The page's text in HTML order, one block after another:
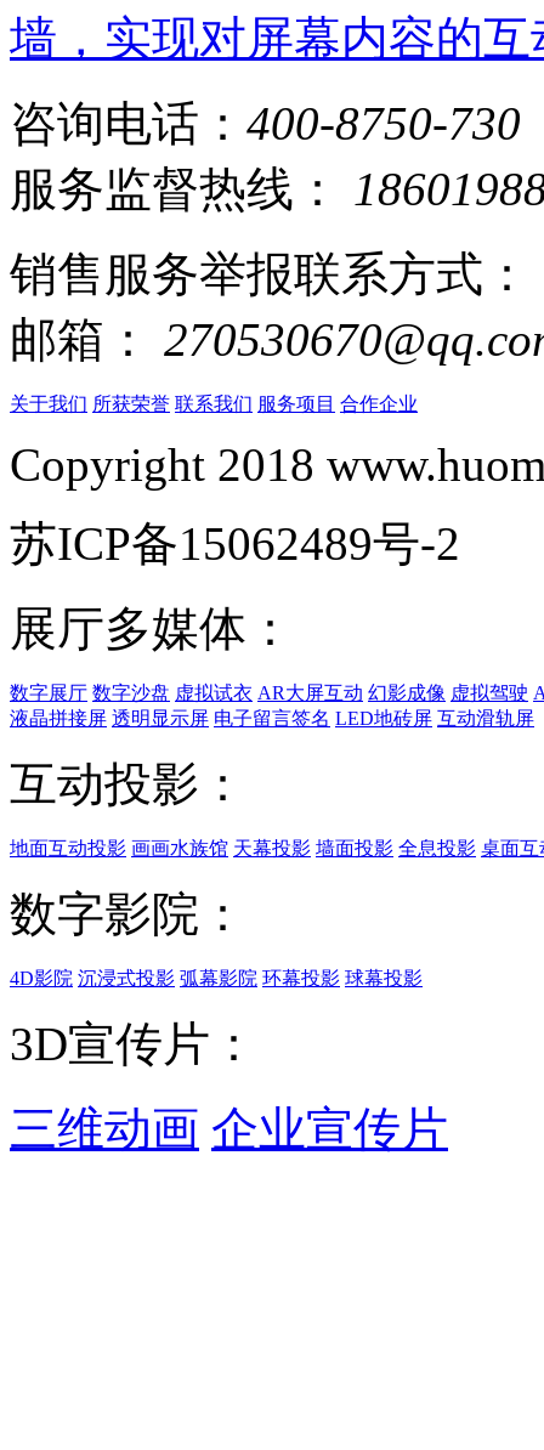
墙，实现对屏幕内容的
咨询电话： 400-8750-730
服务监督热线：
销售服务举报联系方式：
邮箱：
关于我们 所获荣誉 联系我们 服务项目 合作企业
Copyright 2018
苏ICP备15062489号-2
展厅多媒体：
数字展厅 数字沙盘 虚拟试衣 AR大屏互动 幻影成像 虚拟驾驶
液晶拼接屏 透明显示屏 电子留言签名 LED地砖屏 互动滑轨屏
互动投影：
地面互动投影 画画水族馆 天幕投影 墙面投影 全息投影 桌面互
数字影院：
4D影院 沉浸式投影 弧幕影院 环幕投影 球幕投影
3D宣传片：
三维动画 企业宣传片